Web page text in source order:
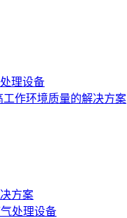
理设备
作环境质量的解决方案
方案
处理设备